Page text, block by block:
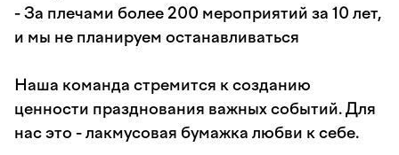
- За плечами более 200 мероприятий за 10 лет,
и мы не планируем останавливаться
Наша команда стремится к созданию
ценности празднования важных событий. Для
нас это - лакмусовая бумажка любви к себе.